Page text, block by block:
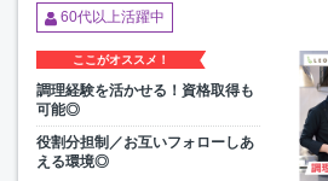
60代以上活躍中
ここがオススメ！
調理経験を活かせる！資格取得も
可能◎
役割分担制／お互いフォローしあ
える環境◎